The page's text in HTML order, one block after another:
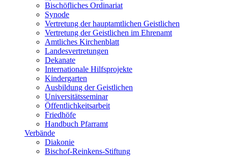
Bischöfliches Ordinariat
Synode
Vertretung der hauptamtlichen Geistlichen
Vertretung der Geistlichen im Ehrenamt
Amtliches Kirchenblatt
Landesvertretungen
Dekanate
Internationale Hilfsprojekte
Kindergarten
Ausbildung der Geistlichen
Universitätsseminar
Öffentlichkeitsarbeit
Friedhöfe
Handbuch Pfarramt
Verbände
Diakonie
Bischof-Reinkens-Stiftung